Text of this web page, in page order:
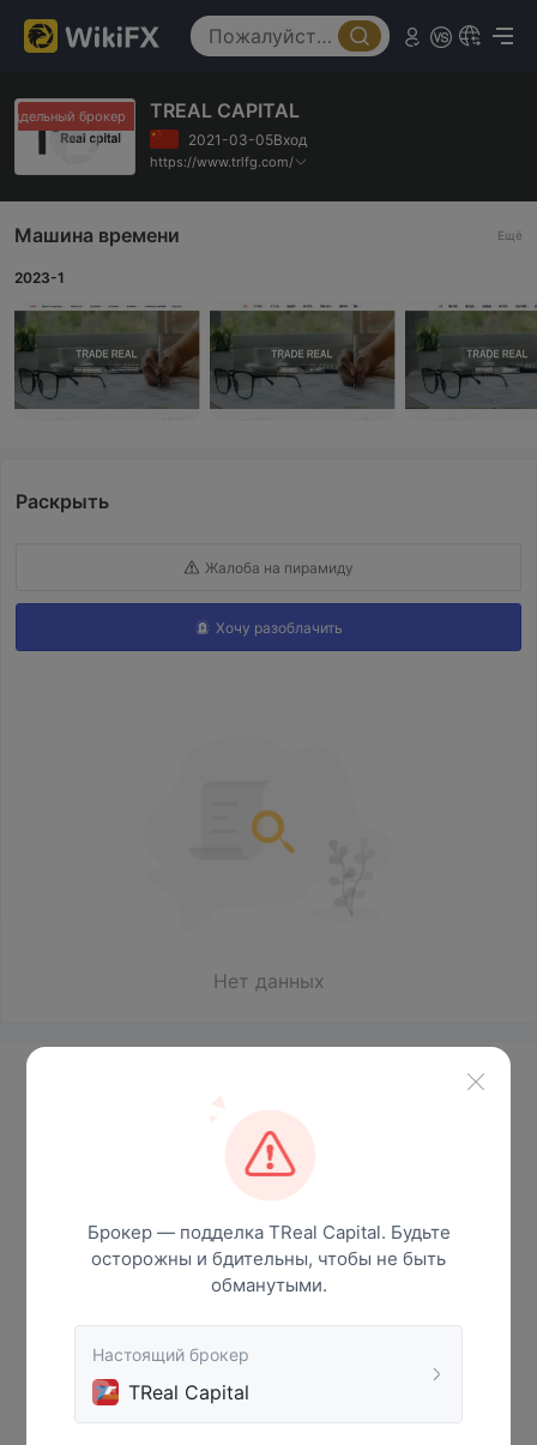
брокер Поддельный брокер
TREAL CAPITAL
2021-03-05Вход
https://www.trlfg.com/
Машина времени Ещё
2023-1
Раскрыть
Жалоба на пирамиду
Хочу разоблачить
Нет данных
Брокер — подделка TReal Capital. Будьте
осторожны и бдительны, чтобы не быть
обманутыми.
Настоящий брокер
TReal Capital